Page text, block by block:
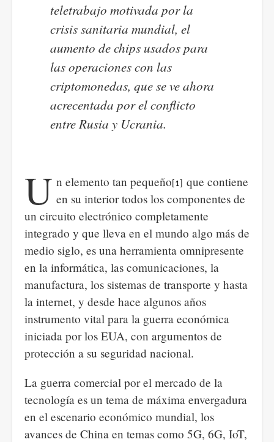
teletrabajo motivada por la
crisis sanitaria mundial, el
aumento de chips usados para
las operaciones con las
criptomonedas, que se ve ahora
acrecentada por el conflicto
entre Rusia y Ucrania.
U n elemento tan pequeño [1]
que contiene
en su interior todos los componentes de
un circuito electrónico completamente
integrado y que lleva en el mundo algo más de
medio siglo, es una herramienta omnipresente
en la informática, las comunicaciones, la
manufactura, los sistemas de transporte y hasta
la internet, y desde hace algunos años
instrumento vital para la guerra económica
iniciada por los EUA, con argumentos de
protección a su seguridad nacional.
La guerra comercial por el mercado de la
tecnología es un tema de máxima envergadura
en el escenario económico mundial, los
avances de China en temas como 5G, 6G, IoT,